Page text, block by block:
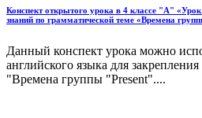
Конспект открытого урока в 4 классе "А"
знаний по грамматической теме «Времена
Данный конспект урока можно
английского языка для
"Времена группы "Present"....